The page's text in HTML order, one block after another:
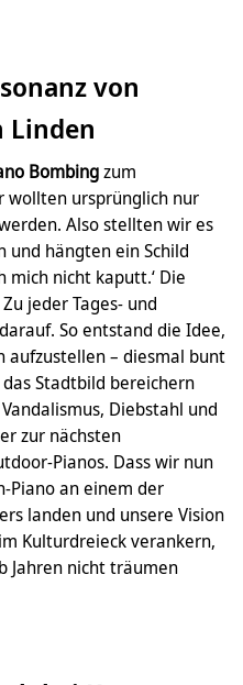
von
Linden
Bombingzum
wollten ursprünglich nur
Also stellten wir es
und hängten ein Schild
mich nicht kaputt.‘ Die
jeder Tages- und
So entstand die Idee,
aufzustellen – diesmal bunt
Stadtbild bereichern
Diebstahl und
zur nächsten
Pianos. Dass wir nun
an einem der
landen und unsere Vision
Kulturdreieck verankern,
Jahren nicht träumen